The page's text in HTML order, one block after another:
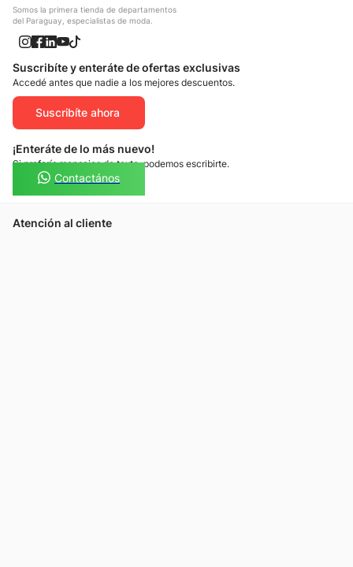
Somos la primera tienda de departamentos
del Paraguay, especialistas de moda.
Suscribíte y enteráte de ofertas exclusivas
Accedé antes que nadie a los mejores descuentos.
Suscribíte ahora
¡Enteráte de lo más nuevo!
Si preferís mensajes de texto, podemos escribirte.
Contactános
Atención al cliente